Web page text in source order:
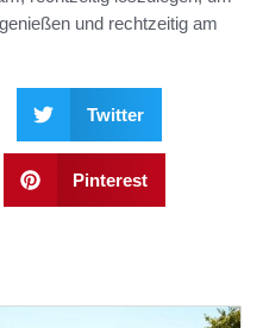
und rechtzeitig am
Twitter
Pinterest